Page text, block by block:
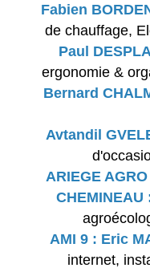
Fabien
de chauffage,
Paul
ergonomie &
Bernard
Avtandil
ARIEGE
CHEMINEAU
AMI 9 : Eric
internet,